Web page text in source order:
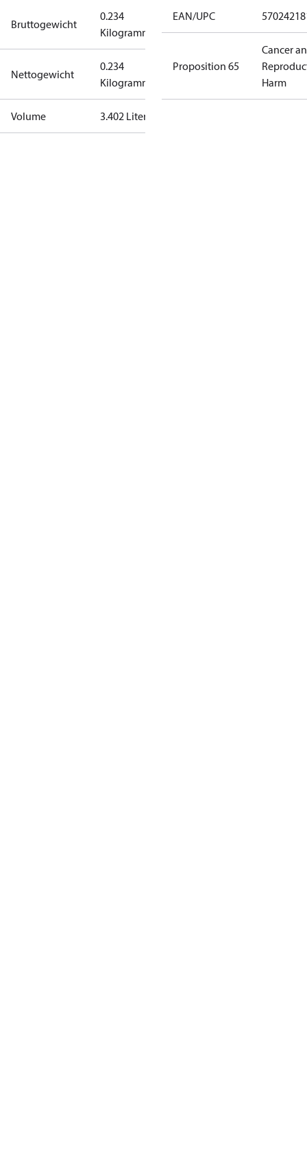
Bruttogewicht
0.234
Kilogramm
Nettogewicht
0.234
Kilogramm
Volume 3.402 Liter
EAN/UPC
Proposition 65
Cancer
Harm